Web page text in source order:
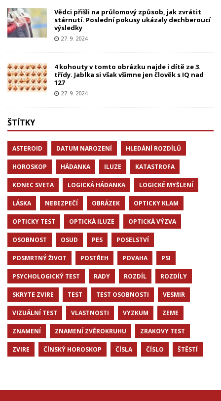
Vědci přišli na průlomový způsob, jak zvrátit
stárnutí. Poslední pokusy ukázaly dechberoucí
výsledky
27. 9. 2024
4 kohouty v tomto obrázku najde i dítě ze 3.
třídy. Jablka si však všimne jen člověk s IQ nad
127
27. 9. 2024
ŠTÍTKY
ASTEROID DATUM NAROZENÍ HLEDÁNÍ ROZDÍLŮ
HOROSKOP HÁDANKA ILUZE KATASTROFA
KONEC SVETA LOGICKÁ HÁDANKA LOGICKÉ MYŠLENÍ
LÁSKA NEBEZPEČÍ OBRÁZEK OPTICKY KLAM
OPTICKY TEST OPTICKÁ ILUZE OPTICKÁ VÝZVA
OSOBNOST OSUD PES POSELSTVÍ
POSMRTNÝ ŽIVOT POSTŘEH POVAHA PSI
PSYCHOLOGICKÝ TEST RADY ROZDÍL ROZDÍLY
SKRYTE ZVIRE TEST TEST OSOBNOSTI VESMIR
VIZUÁLNÍ TEST VLASTNOSTI VYZKUM ZEME
ZNAMENÍ ZNAMENÍ ZVĚROKRUHU ZRAKOVY TEST
ZVIRE ČÍNSKÝ HOROSKOP ČÍSLA ČÍSLO ŠTĚSTÍ